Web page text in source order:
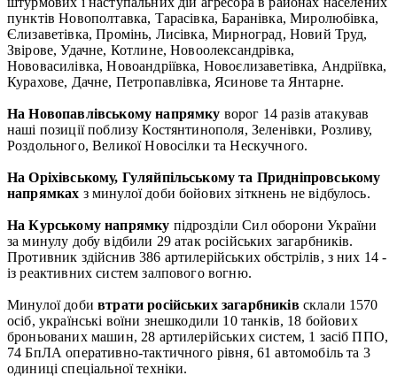
пунктів Новополтавка, Тарасівка, Баранівка, Миролюбівка,
Єлизаветівка, Промінь, Лисівка, Мирноград, Новий Труд,
Звірове, Удачне, Котлине, Новоолександрівка,
Нововасилівка, Новоандріївка, Новоєлизаветівка, Андріївка,
Курахове, Дачне, Петропавлівка, Ясинове та Янтарне.
На Новопавлівському напрямку ворог 14 разів атакував
наші позиції поблизу Костянтинополя, Зеленівки, Розливу,
Роздольного, Великої Новосілки та Нескучного.
На Оріхівському, Гуляйпільському та Придніпровському
напрямках з минулої доби бойових зіткнень не відбулось.
На Курському напрямку підрозділи Сил оборони України
за минулу добу відбили 29 атак російських загарбників.
Противник здійснив 386 артилерійських обстрілів, з них 14 -
із реактивних систем залпового вогню.
Минулої добивтрати російських загарбниківсклали 1570
осіб, українські воїни знешкодили 10 танків, 18 бойових
броньованих машин, 28 артилерійських систем, 1 засіб ППО,
74 БпЛА оперативно-тактичного рівня, 61 автомобіль та 3
одиниці спеціальної техніки.